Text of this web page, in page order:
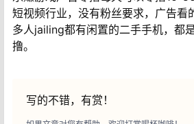
短视频行业，没有粉丝要求，广告看
多人jailing都有闲置的二手手机，都
撸。
写的不错，有赏！